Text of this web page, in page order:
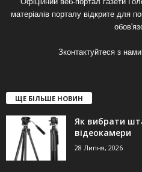
матеріалів порталу відкрите для
Зконтактуйтеся з
ЩЕ БІЛЬШЕ НОВИН
Як вибрати
відеокамери
28 Липня, 2026